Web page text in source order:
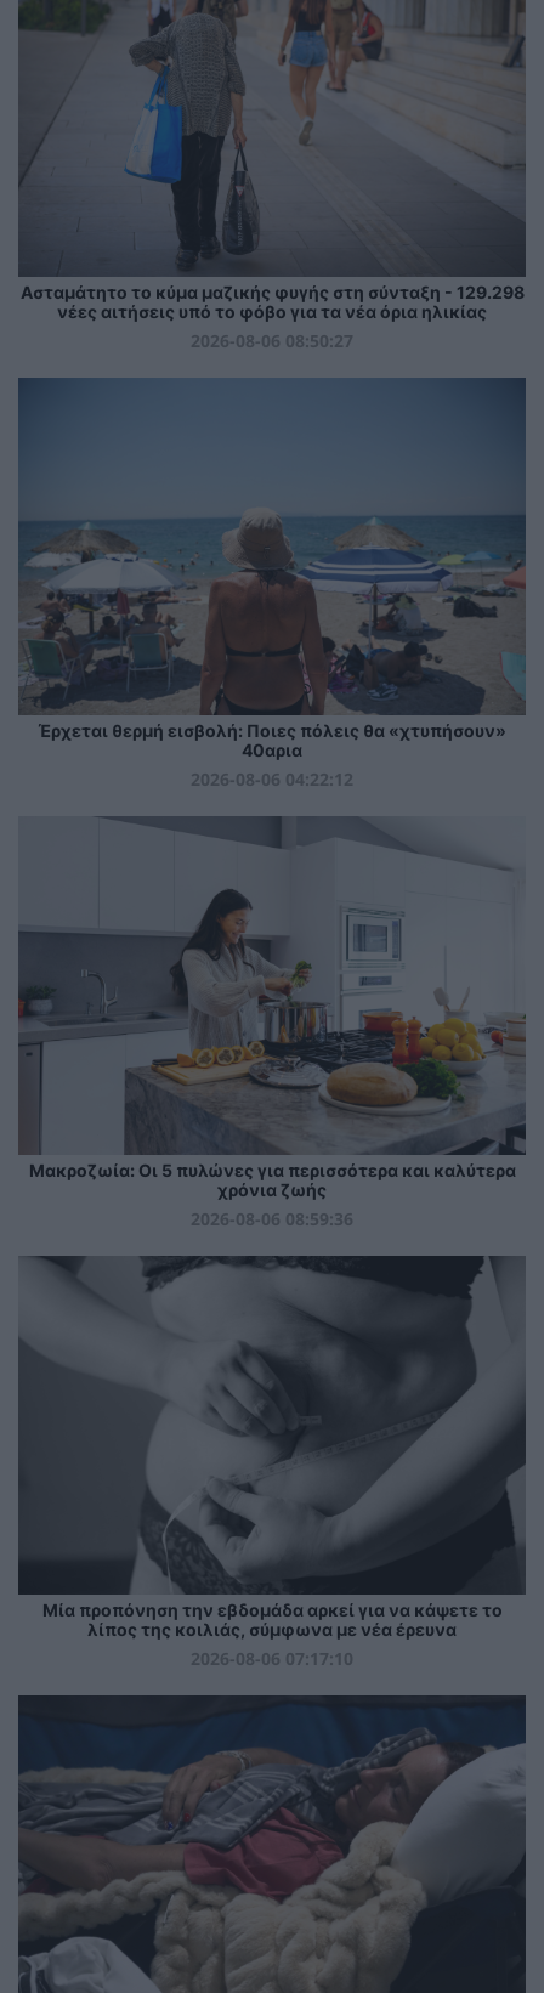
Ασταμάτητο το κύμα μαζικής φυγής στη σύνταξη - 129.298
νέες αιτήσεις υπό το φόβο για τα νέα όρια ηλικίας
2026-08-06 08:50:27
Έρχεται θερμή εισβολή: Ποιες πόλεις θα «χτυπήσουν»
40αρια
2026-08-06 04:22:12
Mακροζωία: Οι 5 πυλώνες για περισσότερα και καλύτερα
χρόνια ζωής
2026-08-06 08:59:36
Μία προπόνηση την εβδομάδα αρκεί για να κάψετε το
λίπος της κοιλιάς, σύμφωνα με νέα έρευνα
2026-08-06 07:17:10